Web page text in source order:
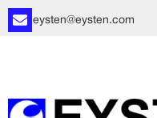
eysten@eysten.com